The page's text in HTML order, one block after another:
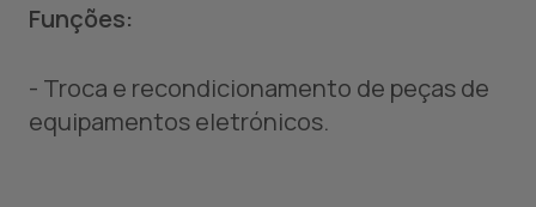
Funções:
- Troca e recondicionamento de peças de
equipamentos eletrónicos.